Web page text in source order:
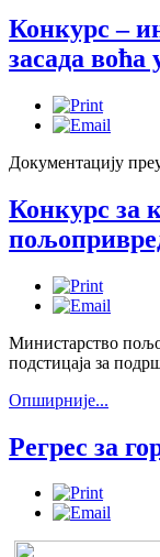
Конкурс –
засада воћа
Документацију
Конкурс за
Министарство
подстицаја за
Опширније...
Регрес за